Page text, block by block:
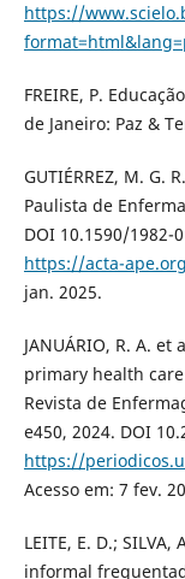
https://
FREIRE, P.
de Janeiro: Paz &
GUTIÉRREZ, M. G.
Paulista de
DOI 10.1590/1982-
https://acta-
jan. 2025.
JANUÁRIO, R. A.
primary health
Revista de
e450, 2024. DOI
https://
Acesso em: 7 fev.
LEITE, E. D.;
informal